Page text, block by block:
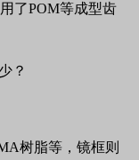
了POM等成型齿
树脂等，镜框则